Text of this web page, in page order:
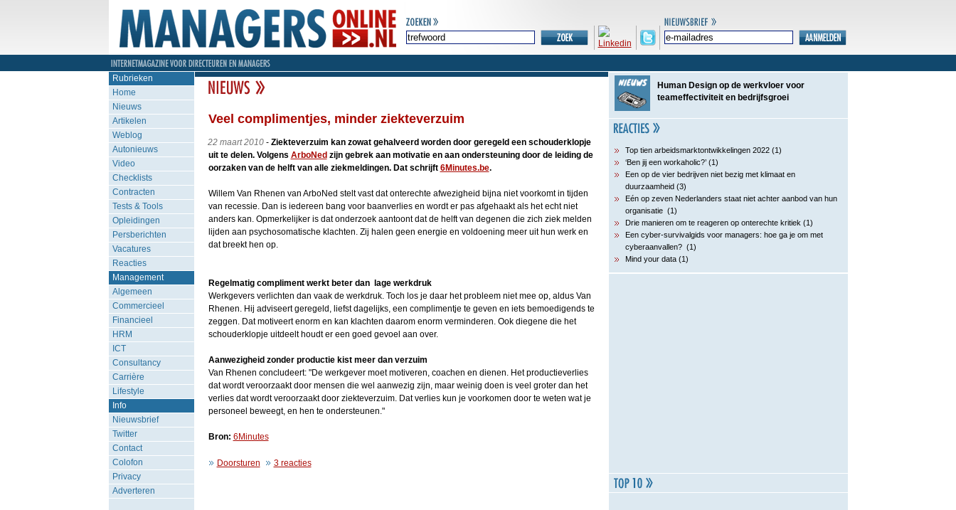
Rubrieken
Home
Nieuws
Artikelen
Weblog
Autonieuws
Video
Checklists
Contracten
Tests & Tools
Opleidingen
Persberichten
Vacatures
Reacties
Management
Algemeen
Commercieel
Financieel
HRM
ICT
Consultancy
Carrière
Lifestyle
Info
Nieuwsbrief
Twitter
Contact
Colofon
Privacy
Adverteren
Veel complimentjes, minder ziekteverzuim
22 maart 2010- Ziekteverzuim kan zowat gehalveerd worden door geregeld een schouderklopje
uit te delen. Volgens ArboNed zijn gebrek aan motivatie en aan ondersteuning door de leiding de
oorzaken van de helft van alle ziekmeldingen. Dat schrijft 6Minutes.be.
Willem Van Rhenen van ArboNed stelt vast dat onterechte afwezigheid bijna niet voorkomt in tijden
van recessie. Dan is iedereen bang voor baanverlies en wordt er pas afgehaakt als het echt niet
anders kan. Opmerkelijker is dat onderzoek aantoont dat de helft van degenen die zich ziek melden
lijden aan psychosomatische klachten. Zij halen geen energie en voldoening meer uit hun werk en
dat breekt hen op.
Regelmatig compliment werkt beter dan lage werkdruk
Werkgevers verlichten dan vaak de werkdruk. Toch los je daar het probleem niet mee op, aldus Van
Rhenen. Hij adviseert geregeld, liefst dagelijks, een complimentje te geven en iets bemoedigends te
zeggen. Dat motiveert enorm en kan klachten daarom enorm verminderen. Ook diegene die het
schouderklopje uitdeelt houdt er een goed gevoel aan over.
Aanwezigheid zonder productie kist meer dan verzuim
Van Rhenen concludeert: "De werkgever moet motiveren, coachen en dienen. Het productieverlies
dat wordt veroorzaakt door mensen die wel aanwezig zijn, maar weinig doen is veel groter dan het
verlies dat wordt veroorzaakt door ziekteverzuim. Dat verlies kun je voorkomen door te weten wat je
personeel beweegt, en hen te ondersteunen."
Bron: 6Minutes
Doorsturen 3 reacties
Human Design op de werkvloer voor
teameffectiviteit en bedrijfsgroei
Top tien arbeidsmarktontwikkelingen 2022 (1)
‘Ben jij een workaholic?’ (1)
Een op de vier bedrijven niet bezig met klimaat en
duurzaamheid (3)
Eén op zeven Nederlanders staat niet achter aanbod van hun
organisatie (1)
Drie manieren om te reageren op onterechte kritiek (1)
Een cyber-survivalgids voor managers: hoe ga je om met
cyberaanvallen? (1)
Mind your data (1)